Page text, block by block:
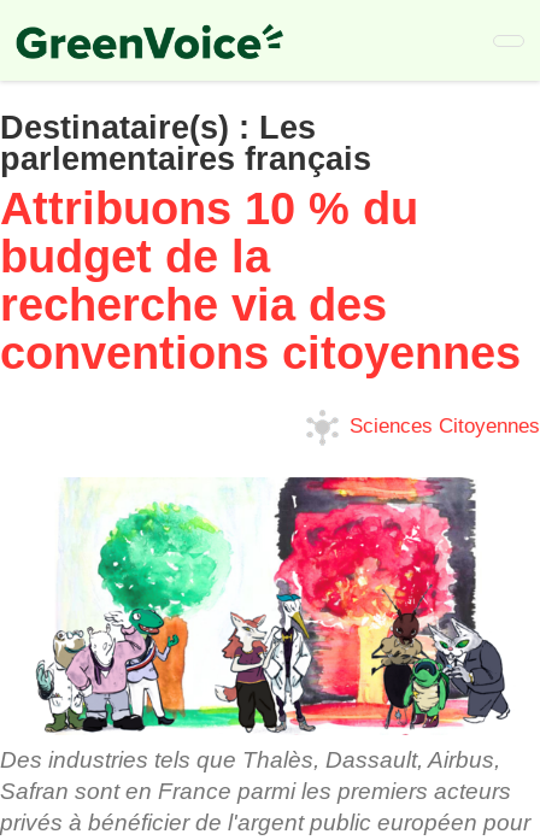
to
main
Destinataire(s) : Les
parlementaires français
Attribuons 10 % du
budget de la
recherche via des
conventions citoyennes
Sciences Citoyennes
Des industries tels que Thalès, Dassault, Airbus,
Safran sont en France parmi les premiers acteurs
privés à bénéficier de l'argent public européen pour